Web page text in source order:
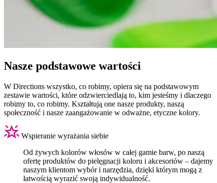
Nasze podstawowe wartości
W Directions wszystko, co robimy, opiera się na podstawowym
zestawie wartości, które odzwierciedlają to, kim jesteśmy i dlaczego
robimy to, co robimy. Kształtują one nasze produkty, naszą
społeczność i nasze zaangażowanie w odważne, etyczne kolory.
Wspieranie wyrażania siebie
Od żywych kolorów włosów w całej gamie barw, po naszą
ofertę produktów do pielęgnacji koloru i akcesoriów – dajemy
naszym klientom wybór i narzędzia, dzięki którym mogą z
łatwością wyrazić swoją indywidualność.